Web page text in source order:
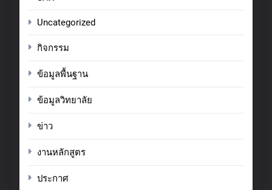
Uncategorized
กิจกรรม
ข้อมูลพื้นฐาน
ข้อมูลวิทยาลัย
ข่าว
งานหลักสูตร
ประกาศ